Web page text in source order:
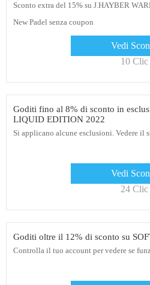
Sconto extra del 15% su J.HAYBER
New Padel senza coupon
Vedi
10 Clic
Goditi fino al 8% di sconto in
LIQUID EDITION 2022
Si applicano alcune esclusioni. Vedere il
Vedi
24 Clic
Goditi oltre il 12% di sconto su
Controlla il tuo account per vedere se